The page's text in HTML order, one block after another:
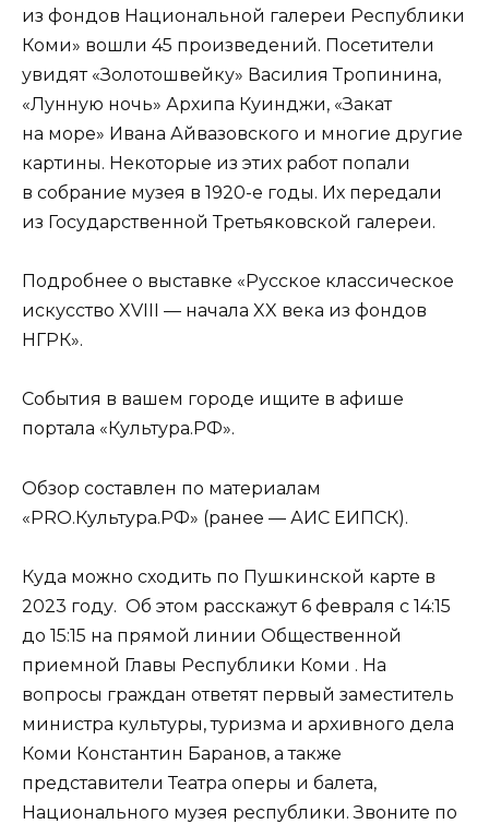
из фондов Национальной галереи Республики
Коми» вошли 45 произведений. Посетители
увидят «Золотошвейку» Василия Тропинина,
«Лунную ночь» Архипа Куинджи, «Закат
на море» Ивана Айвазовского и многие другие
картины. Некоторые из этих работ попали
в собрание музея в 1920-е годы. Их передали
из Государственной Третьяковской галереи.
Подробнее о выставке «Русское классическое
искусство XVIII — начала XX века из фондов
НГРК».
События в вашем городе ищите в афише
портала «Культура.РФ».
Обзор составлен по материалам
«PRO.Культура.РФ» (ранее — АИС ЕИПСК).
Куда можно сходить по Пушкинской карте в
2023 году. Об этом расскажут 6 февраля с 14:15
до 15:15 на прямой линии Общественной
приемной Главы Республики Коми . На
вопросы граждан ответят первый заместитель
министра культуры, туризма и архивного дела
Коми Константин Баранов, а также
представители Театра оперы и балета,
Национального музея республики. Звоните по